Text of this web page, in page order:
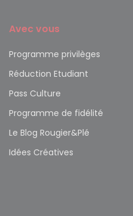
Avec vous
Programme privilèges
Réduction Etudiant
Pass Culture
Programme de fidélité
Le Blog Rougier&Plé
Idées Créatives